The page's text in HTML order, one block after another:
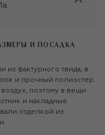
И ПОСАДКА
из фактурного твида, в
и прочный полиэстер.
поэтому в вещи
и накладные
отделкой из